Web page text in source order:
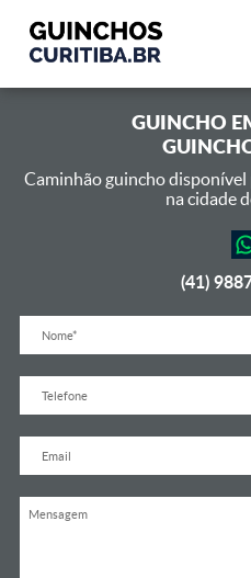
GUINCHO
Caminhão guincho disponível
na cidade
(41)